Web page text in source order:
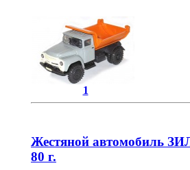
1
Жестяной автомобиль
80 г.